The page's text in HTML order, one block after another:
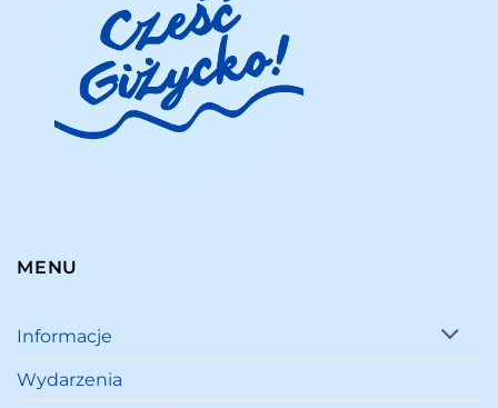
MENU
Informacje
Wydarzenia